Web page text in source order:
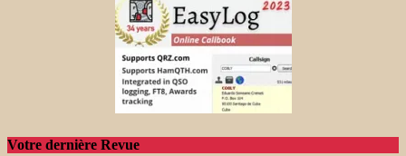
Votre dernière Revue